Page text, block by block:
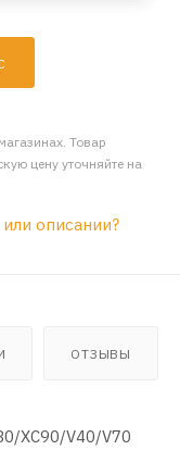
Товар
цену уточняйте на
описании?
ОТЗЫВЫ
XC90/V40/V70